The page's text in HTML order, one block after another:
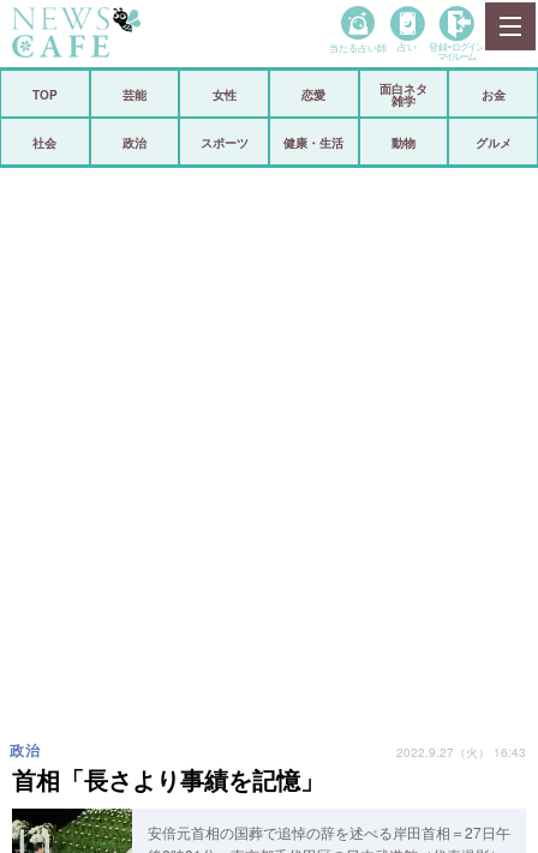
政治
当たる占い師 占い 登録• ログイン
マイルーム
TOP 芸能 女性 恋愛
面白ネタ
雑学
お金
社会 政治 スポーツ 健康・生活 動物 グルメ
首相「長さより事績を記憶」
政治 2022.9.27（火） 16:43
安倍元首相の国葬で追悼の辞を述べる岸田首相＝27日午